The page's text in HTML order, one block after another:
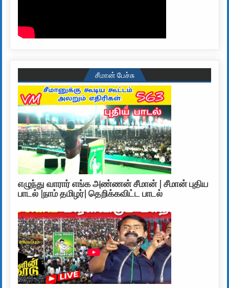
சீமான் பேச்சு
எழுந்து வாரார் எங்க அண்ணன் சீமான் | சீமான் புதிய
பாடல் |நாம் தமிழர்| தெறிக்கவிட்ட பாடல்